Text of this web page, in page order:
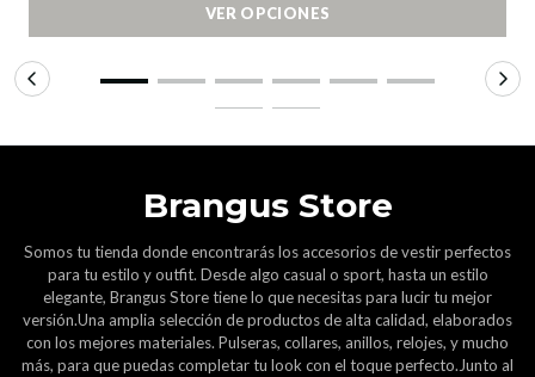
VER OPCIONES
Brangus Store
Somos tu tienda donde encontrarás los accesorios de vestir perfectos
para tu estilo y outfit. Desde algo casual o sport, hasta un estilo
elegante, Brangus Store tiene lo que necesitas para lucir tu mejor
versión.Una amplia selección de productos de alta calidad, elaborados
con los mejores materiales. Pulseras, collares, anillos, relojes, y mucho
más, para que puedas completar tu look con el toque perfecto.Junto al